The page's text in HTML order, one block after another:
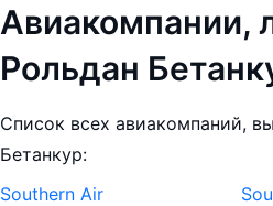
Авиакомпании,
Рольдан
Список всех авиакомпаний,
Бетанкур:
Southern Air